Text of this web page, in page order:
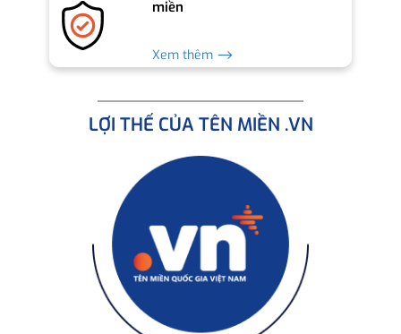
miền
Xem thêm ⟶
LỢI THẾ CỦA TÊN MIỀN .VN